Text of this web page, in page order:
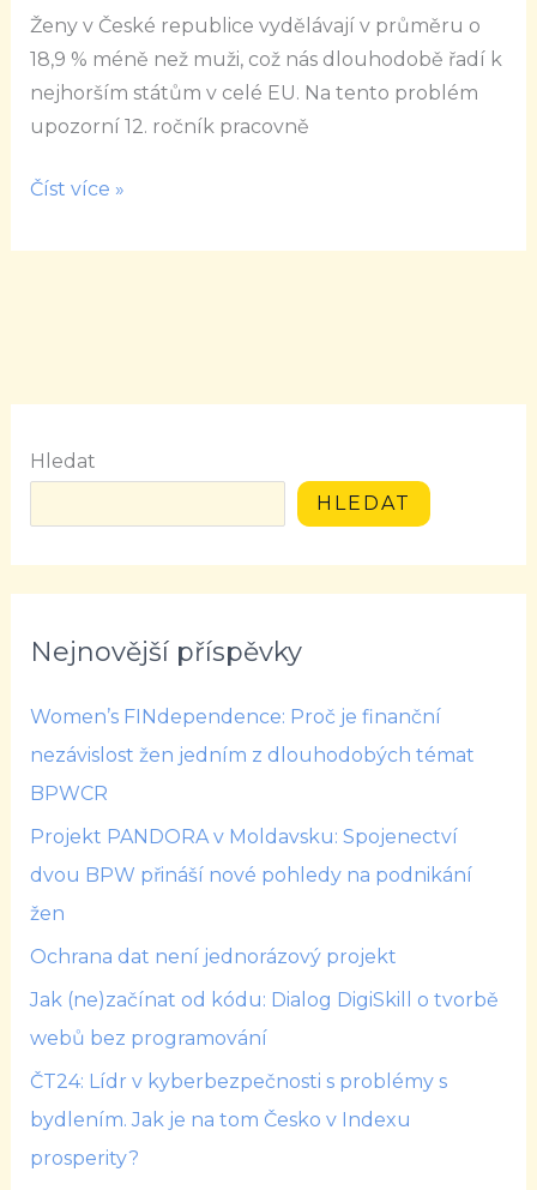
Ženy v České republice vydělávají v průměru o
18,9 % méně než muži, což nás dlouhodobě řadí k
nejhorším státům v celé EU. Na tento problém
upozorní 12. ročník pracovně
Načerpejte
energii
a
inspiraci
úspěšných
Číst více »
Hledat
HLEDAT
Nejnovější příspěvky
Women’s FINdependence: Proč je finanční
nezávislost žen jedním z dlouhodobých témat
BPWCR
Projekt PANDORA v Moldavsku: Spojenectví
dvou BPW přináší nové pohledy na podnikání
žen
Ochrana dat není jednorázový projekt
Jak (ne)začínat od kódu: Dialog DigiSkill o tvorbě
webů bez programování
ČT24: Lídr v kyberbezpečnosti s problémy s
bydlením. Jak je na tom Česko v Indexu
prosperity?